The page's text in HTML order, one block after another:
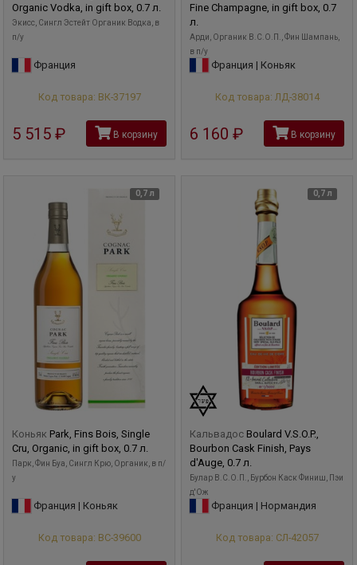
Organic Vodka, in gift box, 0.7 л.
Экисс, Сингл Эстейт Органик Водка, в
п/у
Франция
Код товара: ВК-37197
5 515 руб В корзину
Fine Champagne, in gift box, 0.7
л.
Арди, Органик В.С.О.П., Фин Шампань,
в п/у
Франция | Коньяк
Код товара: ЛД-38014
6 160 руб В корзину
0,7 л
Коньяк Park, Fins Bois, Single
Cru, Organic, in gift box, 0.7 л.
Парк, Фин Буа, Сингл Крю, Органик, в п/
у
Франция | Коньяк
Код товара: ВС-39600
0,7 л
Кальвадос Boulard V.S.O.P.,
Bourbon Cask Finish, Pays
d'Auge, 0.7 л.
Булар В.С.О.П., Бурбон Каск Финиш, Пэи
д'Ож
Франция | Нормандия
Код товара: СЛ-42057